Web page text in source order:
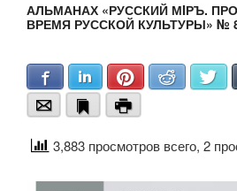
АЛЬМАНАХ «РУССКИЙ МIРЪ.
ВРЕМЯ РУССКОЙ КУЛЬТУРЫ» №
FacebookLinkedInPinterestReddit
Email
BookmarkPrint
3,883 просмотров всего, 2